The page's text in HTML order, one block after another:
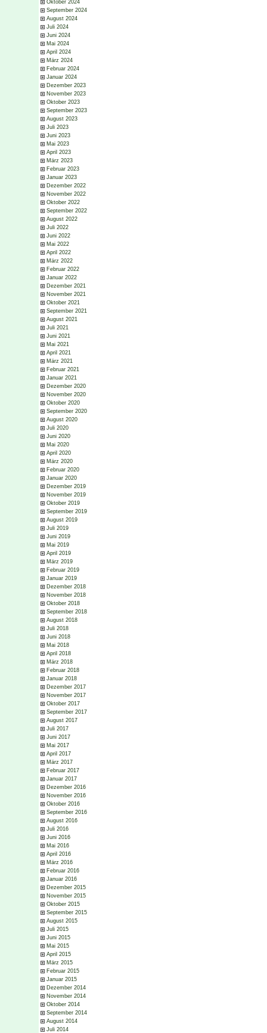
Oktober 2024
September 2024
August 2024
Juli 2024
Juni 2024
Mai 2024
April 2024
März 2024
Februar 2024
Januar 2024
Dezember 2023
November 2023
Oktober 2023
September 2023
August 2023
Juli 2023
Juni 2023
Mai 2023
April 2023
März 2023
Februar 2023
Januar 2023
Dezember 2022
November 2022
Oktober 2022
September 2022
August 2022
Juli 2022
Juni 2022
Mai 2022
April 2022
März 2022
Februar 2022
Januar 2022
Dezember 2021
November 2021
Oktober 2021
September 2021
August 2021
Juli 2021
Juni 2021
Mai 2021
April 2021
März 2021
Februar 2021
Januar 2021
Dezember 2020
November 2020
Oktober 2020
September 2020
August 2020
Juli 2020
Juni 2020
Mai 2020
April 2020
März 2020
Februar 2020
Januar 2020
Dezember 2019
November 2019
Oktober 2019
September 2019
August 2019
Juli 2019
Juni 2019
Mai 2019
April 2019
März 2019
Februar 2019
Januar 2019
Dezember 2018
November 2018
Oktober 2018
September 2018
August 2018
Juli 2018
Juni 2018
Mai 2018
April 2018
März 2018
Februar 2018
Januar 2018
Dezember 2017
November 2017
Oktober 2017
September 2017
August 2017
Juli 2017
Juni 2017
Mai 2017
April 2017
März 2017
Februar 2017
Januar 2017
Dezember 2016
November 2016
Oktober 2016
September 2016
August 2016
Juli 2016
Juni 2016
Mai 2016
April 2016
März 2016
Februar 2016
Januar 2016
Dezember 2015
November 2015
Oktober 2015
September 2015
August 2015
Juli 2015
Juni 2015
Mai 2015
April 2015
März 2015
Februar 2015
Januar 2015
Dezember 2014
November 2014
Oktober 2014
September 2014
August 2014
Juli 2014